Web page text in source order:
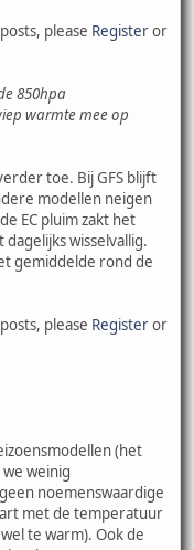
please Registeror
850hpa
warmte mee op
toe. Bij GFS blijft
modellen neigen
EC pluim zakt het
wisselvallig.
gemiddelde rond de
please Registeror
(het
weinig
noemenswaardige
met de temperatuur
te warm). Ook de